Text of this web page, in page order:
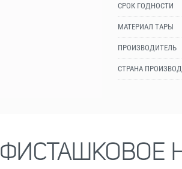
СРОК ГОДНОСТИ
МАТЕРИАЛ ТАРЫ
ПРОИЗВОДИТЕЛЬ
СТРАНА
ФИСТАШКОВОЕ